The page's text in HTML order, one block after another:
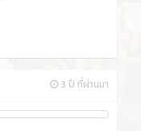
3 ปี ที่ผ่านมา